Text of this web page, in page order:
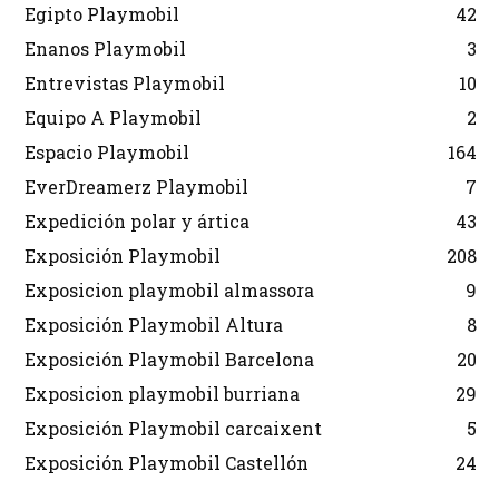
Egipto Playmobil
42
Enanos Playmobil
3
Entrevistas Playmobil
10
Equipo A Playmobil
2
Espacio Playmobil
164
EverDreamerz Playmobil
7
Expedición polar y ártica
43
Exposición Playmobil
208
Exposicion playmobil almassora
9
Exposición Playmobil Altura
8
Exposición Playmobil Barcelona
20
Exposicion playmobil burriana
29
Exposición Playmobil carcaixent
5
Exposición Playmobil Castellón
24